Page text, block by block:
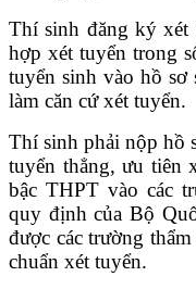
Thí sinh đăng ký xét
hợp xét tuyển trong
tuyển sinh vào hồ sơ
làm căn cứ xét tuyển.
Thí sinh phải nộp hồ
tuyển thẳng, ưu tiên
bậc THPT vào các
quy định của Bộ
được các trường
chuẩn xét tuyển.